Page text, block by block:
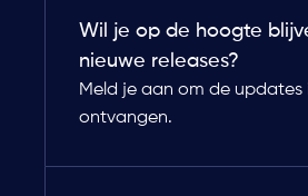
Wil je op de hoogte
nieuwe releases?
Meld je aan om de updates
ontvangen.